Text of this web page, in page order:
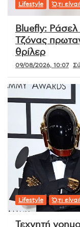
Lifestyle Ό,τι είναι!
Bluefly: Ράσελ
Τζόνας
θρίλερ
09/08/2026, 10:07
Lifestyle Ό,τι είναι!
Τεχνητή